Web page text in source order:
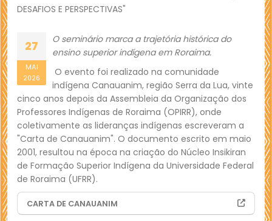
27
MAI
2026
O seminário marca a trajetória histórica do
ensino superior indígena em Roraima.
O evento foi realizado na comunidade
indígena Canauanim, região Serra da Lua, vinte
cinco anos depois da Assembleia da Organização dos
Professores Indígenas de Roraima (OPIRR), onde
coletivamente as lideranças indígenas escreveram a
"Carta de Canauanim". O documento escrito em maio
2001, resultou na época na criação do Núcleo Insikiran
de Formação Superior Indígena da Universidade Federal
de Roraima (UFRR).
CARTA DE CANAUANIM
(abre em nova janela)